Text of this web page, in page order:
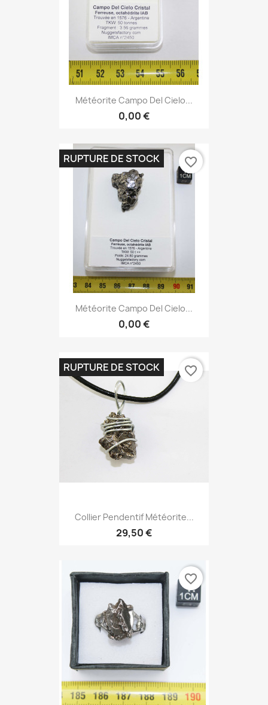
Météorite Campo Del Cielo...
0,00 €
Météorite Campo Del Cielo...
0,00 €
RUPTURE DE STOCK favorite_border
Collier Pendentif Météorite...
29,50 €
RUPTURE DE STOCK favorite_border
favorite_border